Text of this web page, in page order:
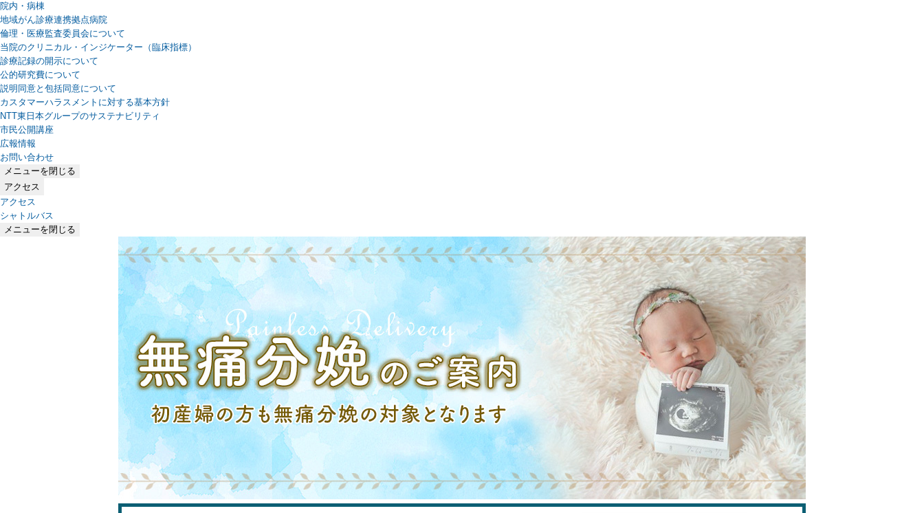
院内・病棟
地域がん診療連携拠点病院
倫理・医療監査委員会について
当院のクリニカル・インジケーター（臨床指標）
診療記録の開示について
公的研究費について
説明同意と包括同意について
カスタマーハラスメントに対する基本方針
NTT東日本グループのサステナビリティ
（新しいタブで開きます）
市民公開講座
広報情報
お問い合わせ
メニューを閉じる
アクセス
アクセス
シャトルバス
メニューを閉じる